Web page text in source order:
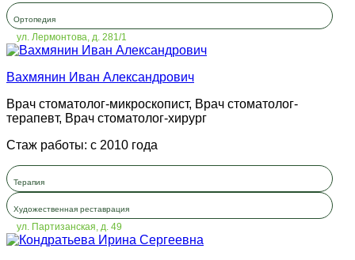
Ортопедия
ул. Лермонтова, д. 281/1
Вахмянин Иван Александрович
Врач стоматолог-микроскопист, Врач стоматолог-
терапевт, Врач стоматолог-хирург
Стаж работы: с 2010 года
Терапия
Художественная реставрация
ул. Партизанская, д. 49